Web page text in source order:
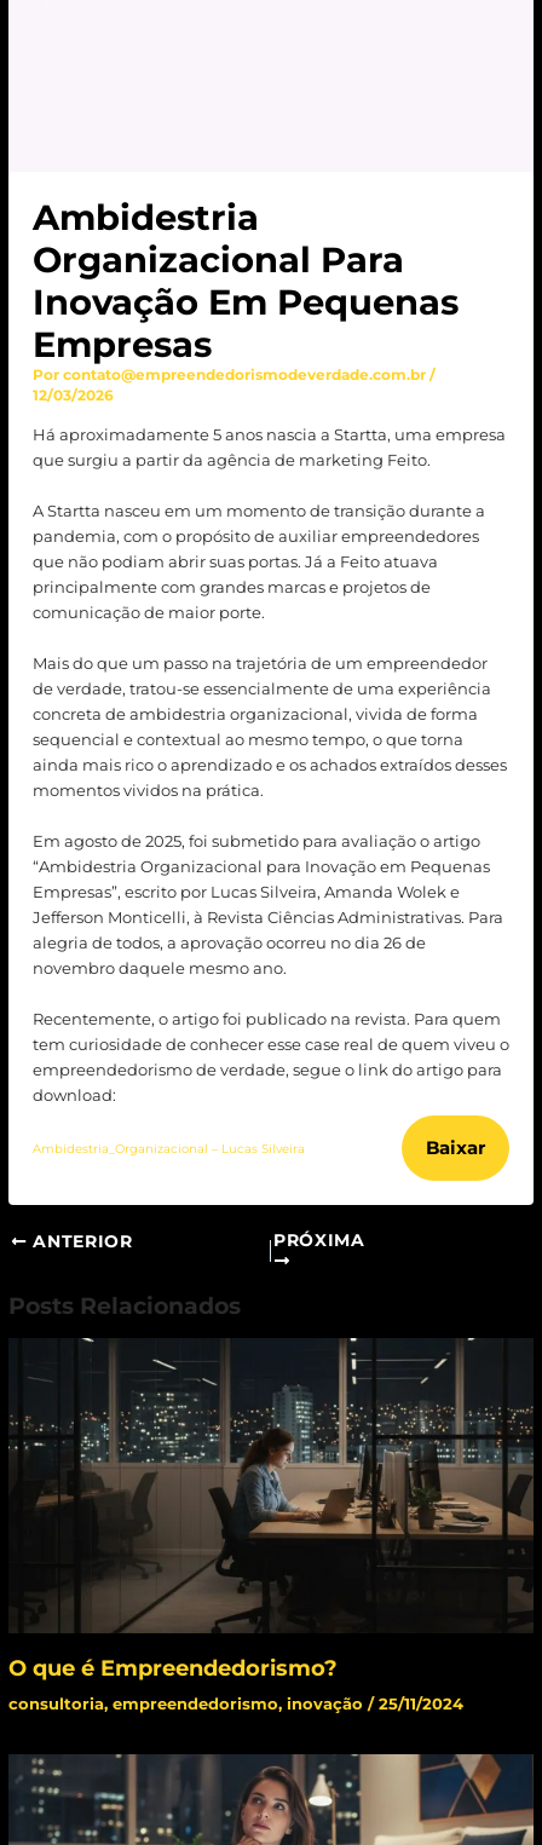
Ambidestria
Organizacional Para
Inovação Em Pequenas
Empresas
Por contato@empreendedorismodeverdade.com.br /
12/03/2026
Há aproximadamente 5 anos nascia a Startta, uma empresa
que surgiu a partir da agência de marketing Feito.
A Startta nasceu em um momento de transição durante a
pandemia, com o propósito de auxiliar empreendedores
que não podiam abrir suas portas. Já a Feito atuava
principalmente com grandes marcas e projetos de
comunicação de maior porte.
Mais do que um passo na trajetória de um empreendedor
de verdade, tratou-se essencialmente de uma experiência
concreta de ambidestria organizacional, vivida de forma
sequencial e contextual ao mesmo tempo, o que torna
ainda mais rico o aprendizado e os achados extraídos desses
momentos vividos na prática.
Em agosto de 2025, foi submetido para avaliação o artigo
“Ambidestria Organizacional para Inovação em Pequenas
Empresas”, escrito por Lucas Silveira, Amanda Wolek e
Jefferson Monticelli, à Revista Ciências Administrativas. Para
alegria de todos, a aprovação ocorreu no dia 26 de
novembro daquele mesmo ano.
Recentemente, o artigo foi publicado na revista. Para quem
tem curiosidade de conhecer esse case real de quem viveu o
empreendedorismo de verdade, segue o link do artigo para
download:
Ambidestria_Organizacional – Lucas Silveira Baixar
ANTERIOR PRÓXIMA
Posts Relacionados
O que é Empreendedorismo?
consultoria, empreendedorismo, inovação / 25/11/2024